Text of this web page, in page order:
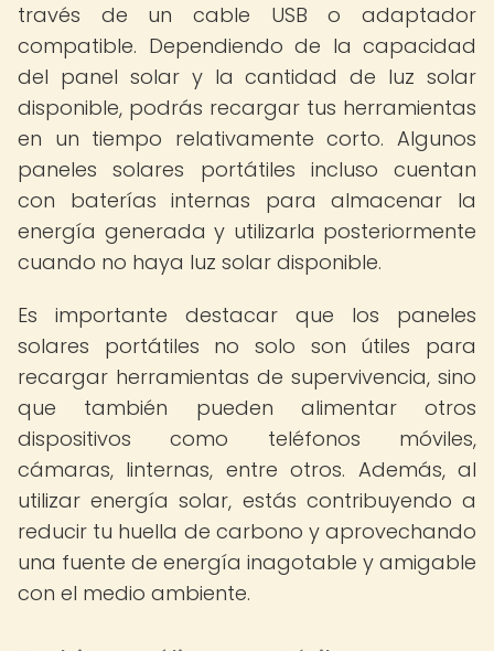
través de un cable USB o adaptador
compatible. Dependiendo de la capacidad
del panel solar y la cantidad de luz solar
disponible, podrás recargar tus herramientas
en un tiempo relativamente corto. Algunos
paneles solares portátiles incluso cuentan
con baterías internas para almacenar la
energía generada y utilizarla posteriormente
cuando no haya luz solar disponible.
Es importante destacar que los paneles
solares portátiles no solo son útiles para
recargar herramientas de supervivencia, sino
que también pueden alimentar otros
dispositivos como teléfonos móviles,
cámaras, linternas, entre otros. Además, al
utilizar energía solar, estás contribuyendo a
reducir tu huella de carbono y aprovechando
una fuente de energía inagotable y amigable
con el medio ambiente.